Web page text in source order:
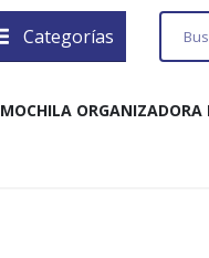
Categorías
MOCHILA